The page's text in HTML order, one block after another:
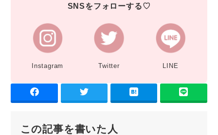
SNSをフォローする♡
Instagram Twitter LINE
この記事を書いた人